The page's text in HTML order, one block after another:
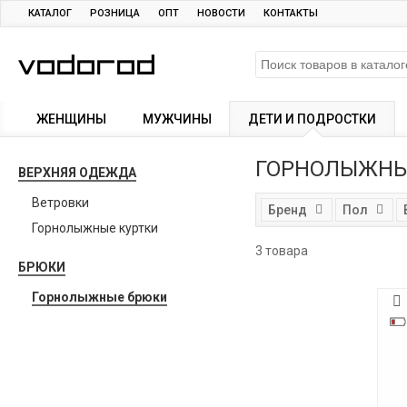
КАТАЛОГ РОЗНИЦА ОПТ НОВОСТИ КОНТАКТЫ
ЖЕНЩИНЫ МУЖЧИНЫ ДЕТИ И ПОДРОСТКИ
ВЕРХНЯЯ ОДЕЖДА
Ветровки
Горнолыжные куртки
БРЮКИ
Горнолыжные брюки
Бренд Пол
3 товара